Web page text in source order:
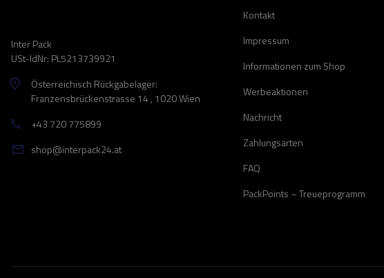
Inter Pack
USt-IdNr: PL5213739921
Österreichisch Rückgabelager:
Franzensbrückenstrasse 14 , 1020 Wien
+43 720 775899
shop@interpack24.at
Kontakt
Impressum
Informationen zum Shop
Werbeaktionen
Nachricht
Zahlungsarten
FAQ
PackPoints – Treueprogramm